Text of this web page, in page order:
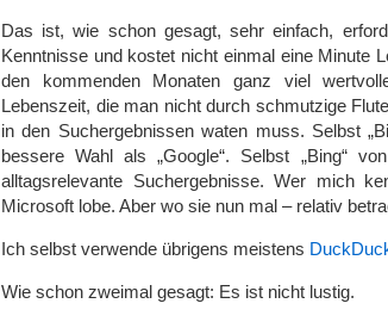
Das ist, wie schon gesagt, sehr einfach,
Kenntnisse und kostet nicht einmal eine Minute
den kommenden Monaten ganz viel
Lebenszeit, die man nicht durch schmutzige
in den Suchergebnissen waten muss. Selbst
bessere Wahl als „Google“. Selbst „Bing“
alltagsrelevante Suchergebnisse. Wer mich
Microsoft lobe. Aber wo sie nun mal – relativ
Ich selbst verwende übrigens meistens
Wie schon zweimal gesagt: Es ist nicht lustig.